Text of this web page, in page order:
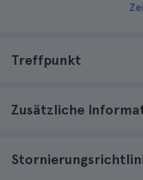
Treffpunkt
Zusätzliche